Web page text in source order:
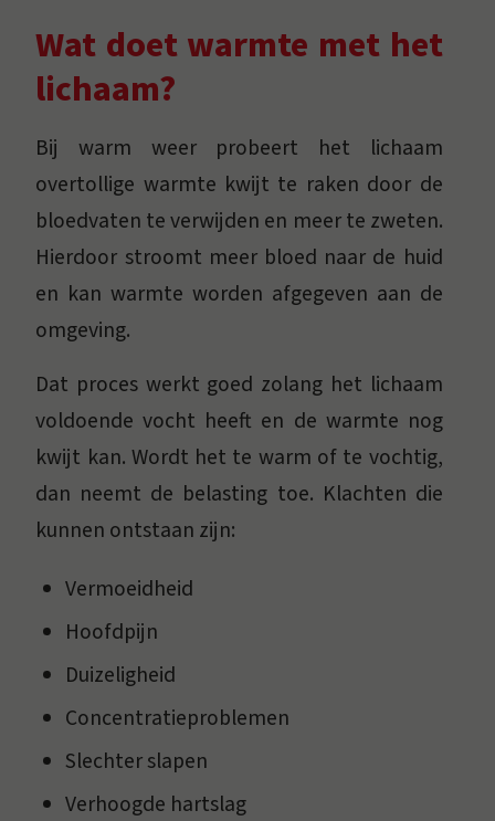
Wat doet warmte met het
lichaam?
Bij warm weer probeert het lichaam
overtollige warmte kwijt te raken door de
bloedvaten te verwijden en meer te zweten.
Hierdoor stroomt meer bloed naar de huid
en kan warmte worden afgegeven aan de
omgeving.
Dat proces werkt goed zolang het lichaam
voldoende vocht heeft en de warmte nog
kwijt kan. Wordt het te warm of te vochtig,
dan neemt de belasting toe. Klachten die
kunnen ontstaan zijn:
Vermoeidheid
Hoofdpijn
Duizeligheid
Concentratieproblemen
Slechter slapen
Verhoogde hartslag